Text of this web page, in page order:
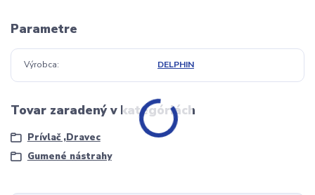
Parametre
Výrobca DELPHIN
Tovar zaradený v kategóriách
Prívlač ,Dravec
Gumené nástrahy